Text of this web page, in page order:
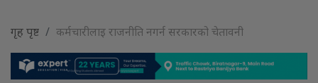
गृह पृष्ट कर्मचारीलाइ राजनीति नगर्न सरकारको चेतावनी